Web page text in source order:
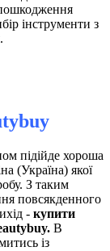
інструменти з
підійде хороша
(Україна) якої
З таким
повсякденного
- купити
В
із